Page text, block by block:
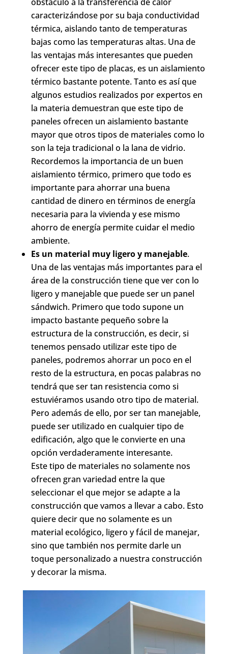
caracterizándose por su baja conductividad
térmica, aislando tanto de temperaturas
bajas como las temperaturas altas. Una de
las ventajas más interesantes que pueden
ofrecer este tipo de placas, es un aislamiento
térmico bastante potente. Tanto es así que
algunos estudios realizados por expertos en
la materia demuestran que este tipo de
paneles ofrecen un aislamiento bastante
mayor que otros tipos de materiales como lo
son la teja tradicional o la lana de vidrio.
Recordemos la importancia de un buen
aislamiento térmico, primero que todo es
importante para ahorrar una buena
cantidad de dinero en términos de energía
necesaria para la vivienda y ese mismo
ahorro de energía permite cuidar el medio
ambiente.
Es un material muy ligero y manejable.
Una de las ventajas más importantes para el
área de la construcción tiene que ver con lo
ligero y manejable que puede ser un panel
sándwich. Primero que todo supone un
impacto bastante pequeño sobre la
estructura de la construcción, es decir, si
tenemos pensado utilizar este tipo de
paneles, podremos ahorrar un poco en el
resto de la estructura, en pocas palabras no
tendrá que ser tan resistencia como si
estuviéramos usando otro tipo de material.
Pero además de ello, por ser tan manejable,
puede ser utilizado en cualquier tipo de
edificación, algo que le convierte en una
opción verdaderamente interesante.
Este tipo de materiales no solamente nos
ofrecen gran variedad entre la que
seleccionar el que mejor se adapte a la
construcción que vamos a llevar a cabo. Esto
quiere decir que no solamente es un
material ecológico, ligero y fácil de manejar,
sino que también nos permite darle un
toque personalizado a nuestra construcción
y decorar la misma.